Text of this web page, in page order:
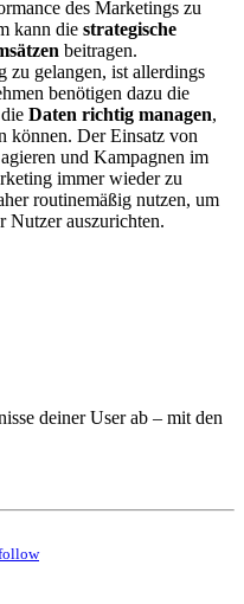
des Marketings zu
kann die strategische
beitragen.
zu gelangen, ist allerdings
benötigen dazu die
Daten richtig managen,
können. Der Einsatz von
und Kampagnen im
immer wieder zu
routinemäßig nutzen, um
Nutzer auszurichten.
deiner User ab – mit den